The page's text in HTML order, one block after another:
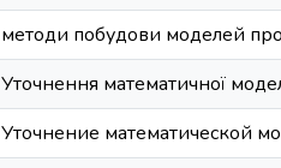
методи побудови моделей
Уточнення математичної
Уточнение математической